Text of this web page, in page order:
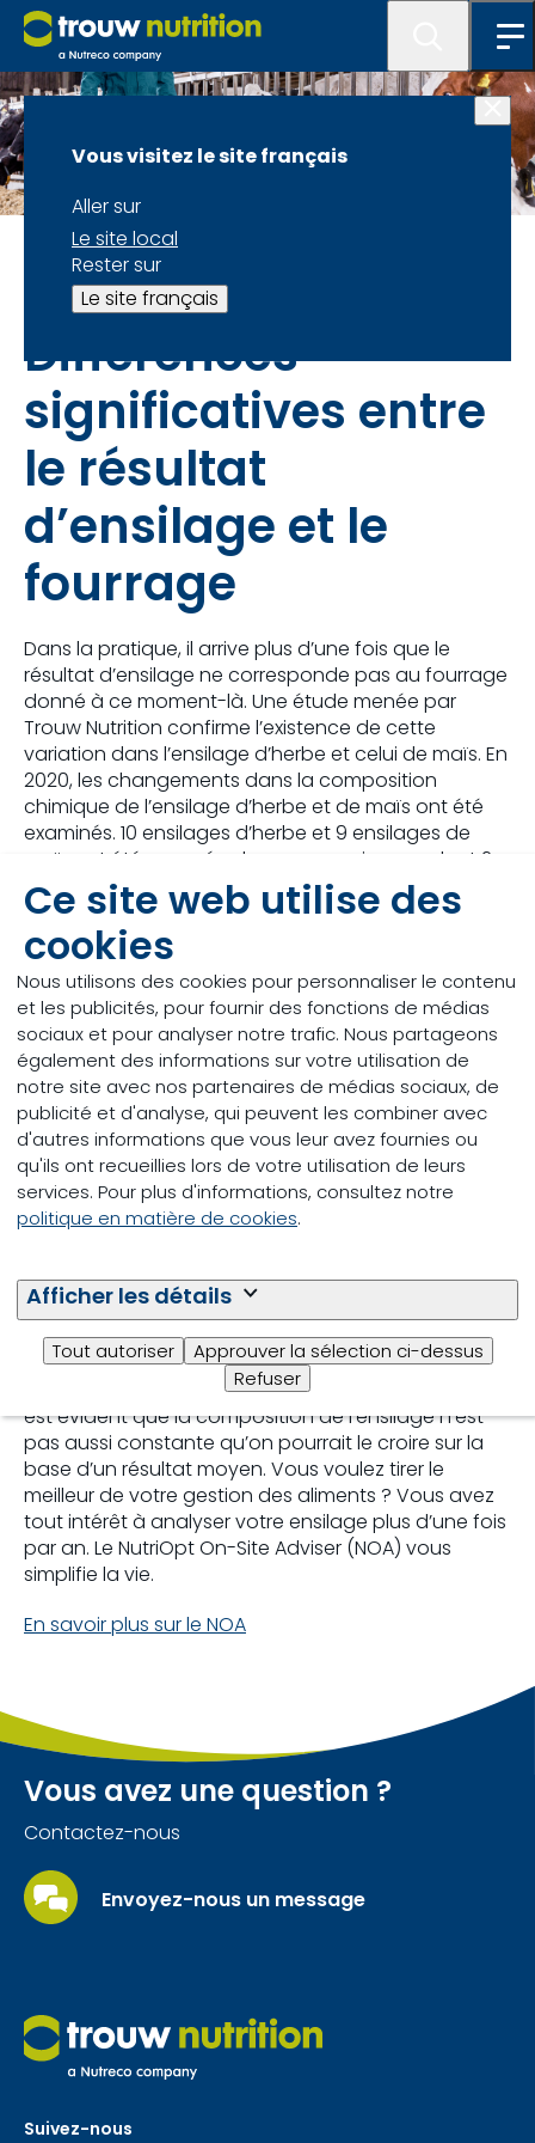
Ce site web utilise des
cookies
Nous utilisons des cookies pour personnaliser le contenu
et les publicités, pour fournir des fonctions de médias
sociaux et pour analyser notre trafic. Nous partageons
également des informations sur votre utilisation de
notre site avec nos partenaires de médias sociaux, de
publicité et d'analyse, qui peuvent les combiner avec
d'autres informations que vous leur avez fournies ou
qu'ils ont recueillies lors de votre utilisation de leurs
services. Pour plus d'informations, consultez notre
politique en matière de cookies.
Afficher les détails
Tout autoriser
Approuver la sélection ci-dessus
Refuser
Vous visitez le site français
Aller sur
Le site local
Rester sur
Le site français
Votre fourrage est précieux : tirez-en le meilleur avec
le NutriOpt On-site Adviser
Différences
significatives entre
le résultat
d’ensilage et le
fourrage
Dans la pratique, il arrive plus d’une fois que le
résultat d’ensilage ne corresponde pas au fourrage
donné à ce moment-là. Une étude menée par
Trouw Nutrition confirme l’existence de cette
variation dans l’ensilage d’herbe et celui de maïs. En
2020, les changements dans la composition
chimique de l’ensilage d’herbe et de maïs ont été
examinés. 10 ensilages d’herbe et 9 ensilages de
maïs ont été mesurés chaque semaine pendant 2
mois. Les résultats montrent que la teneur en
matière sèche de l’ensilage d’herbe et de l’ensilage
de maïs évolue considérablement au fil du temps.
La figure 1 illustre un exemple marquant d’un
changement de composition de l’ensilage d’herbe :
outre la matière sèche, la teneur en protéines
présente également des différences significatives.
un ensilage d’herbe sur une période de 7 semaines.
Ces changements dans l’ensilage s’expliquent
probablement par le mode d’ensilage, le moment
de l’ensilage et les différences entre les champs. Il
est évident que la composition de l’ensilage n’est
pas aussi constante qu’on pourrait le croire sur la
base d’un résultat moyen. Vous voulez tirer le
meilleur de votre gestion des aliments ? Vous avez
tout intérêt à analyser votre ensilage plus d’une fois
par an. Le NutriOpt On-Site Adviser (NOA) vous
simplifie la vie.
En savoir plus sur le NOA
Vous avez une question ?
Contactez-nous
Envoyez-nous un message
Suivez-nous